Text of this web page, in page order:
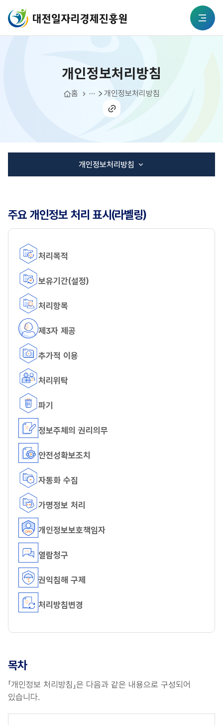
대전일자리경제진흥원
개인정보처리방침
홈
정보공개
개인정보이용약관개인정보처리방침
개인정보처리방침
이메일무단수집거부
주요 개인정보 처리 표시(라벨링)
처리목적
보유기간(설정)
처리항목
제3자 제공
추가적 이용
처리위탁
파기
정보주체의 권리의무
안전성확보조치
자동화 수집
가명정보 처리
개인정보보호책임자
열람청구
권익침해 구제
처리방침변경
목차
「개인정보 처리방침」은 다음과 같은 내용으로 구성되어
있습니다.